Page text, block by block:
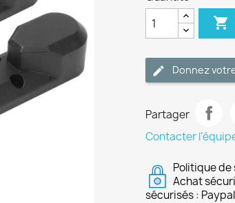

Donnez
Partager
Contacter
Politique
Achat
sécurisés :